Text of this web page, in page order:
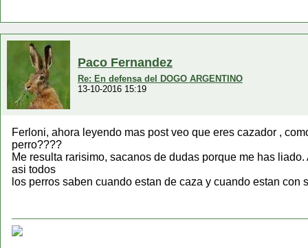
Paco Fernandez
Re: En defensa del DOGO ARGENTINO
13-10-2016 15:19
Ferloni, ahora leyendo mas post veo que eres cazador ,
perro????
Me resulta rarisimo, sacanos de dudas porque me has
asi todos
los perros saben cuando estan de caza y cuando estan